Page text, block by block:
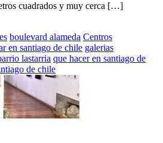
cuadrados y muy cerca […]
boulevard alameda Centros
en santiago de chile galerias
lastarria que hacer en santiago de
de chile